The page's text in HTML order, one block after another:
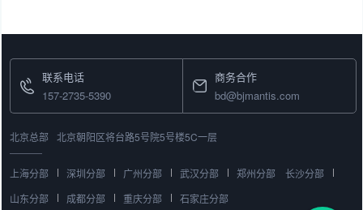
联系电话
157-2735-5390
商务合作
bd@bjmantis.com
北京总部 北京朝阳区将台路5号院5号楼5C一层
上海分部 深圳分部 广州分部 武汉分部 郑州分部
长沙分部
山东分部
成都分部 重庆分部 石家庄分部